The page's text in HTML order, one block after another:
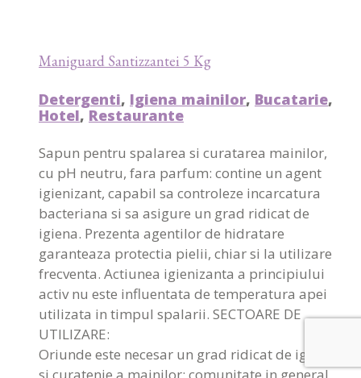
Maniguard Santizzantei 5 Kg
Detergenti, Igiena mainilor, Bucatarie,
Hotel, Restaurante
Sapun pentru spalarea si curatarea mainilor,
cu pH neutru, fara parfum: contine un agent
igienizant, capabil sa controleze incarcatura
bacteriana si sa asigure un grad ridicat de
igiena. Prezenta agentilor de hidratare
garanteaza protectia pielii, chiar si la utilizare
frecventa. Actiunea igienizanta a principiului
activ nu este influentata de temperatura apei
utilizata in timpul spalarii. SECTOARE DE
UTILIZARE:
Oriunde este necesar un grad ridicat de igiena
si curatenie a mainilor: comunitate in general,